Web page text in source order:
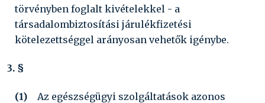
törvényben foglalt kivételekkel - a
társadalombiztosítási járulékfizetési
kötelezettséggel arányosan vehetők igénybe.
3. §
(1)
Az egészségügyi szolgáltatások azonos